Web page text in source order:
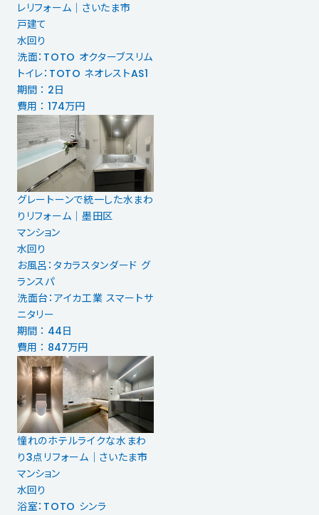
レリフォーム｜さいたま市
戸建て
水回り
洗面：TOTO オクターブスリム
トイレ：TOTO ネオレストAS1
期間 ： 2日
費用 ： 174万円
グレートーンで統一した水まわ
りリフォーム｜墨田区
マンション
水回り
お風呂：タカラスタンダード グ
ランスパ
洗面台：アイカ工業 スマートサ
ニタリー
期間 ： 44日
費用 ： 847万円
憧れのホテルライクな水まわ
り3点リフォーム｜さいたま市
マンション
水回り
浴室：TOTO シンラ